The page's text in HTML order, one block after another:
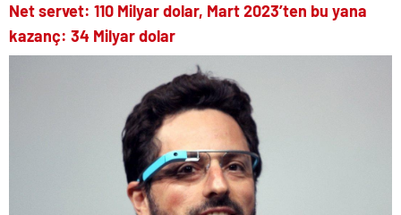
Net servet: 110 Milyar dolar, Mart 2023’ten bu yana
kazanç: 34 Milyar dolar